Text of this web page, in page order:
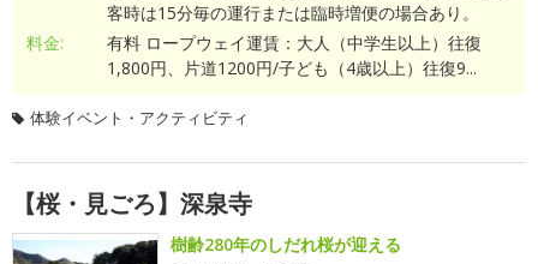
客時は15分毎の運行または臨時増便の場合あり。
料金:
有料 ロープウェイ運賃：大人（中学生以上）往復
1,800円、片道1200円/子ども（4歳以上）往復9...
体験イベント・アクティビティ
【桜・見ごろ】深泉寺
樹齢280年のしだれ桜が迎える